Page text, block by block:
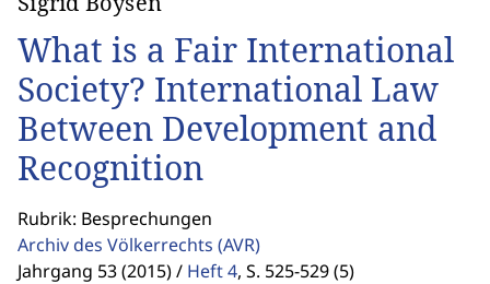
What is a Fair International
Society? International Law
Between Development and
Recognition
Rubrik: Besprechungen
Archiv des Völkerrechts (AVR)
Jahrgang 53 (2015) / Heft 4, S. 525-529 (5)